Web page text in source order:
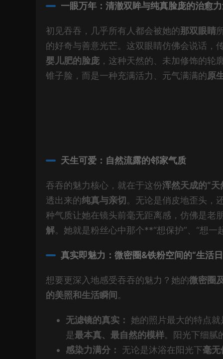
一眼万年：清澈双眸与纯真脸庞的治愈
初见吞吞，几乎所有人都会被她的那双眼睛
的好奇与善意光芒。这双眼睛仿佛会说话，
婴儿肥的脸庞 ，这种天然的、未加修饰的轮
锥子脸，而是一种充满活力、元气满满的原
天生可爱：自然流露的邻家气质
吞吞的魅力核心，就在于这份浑然天成的“天
透出来的纯真与亲切 。无论是俏皮地歪头，
种气质让她在镜头前毫无距离感，仿佛是老
解。她就是粉丝心中那个**“想保护”、“想一
真实即魅力：微密圈&铁粉空间的“生活
想要更深入地感受吞吞的魅力？她的微密圈
的美照和生活瞬间 。
无滤镜的真实： 她的照片最大的特点就
是最本真、最自然的模样。阳光下细腻
感染力满分：
无论是沐浴在阳光下毫无